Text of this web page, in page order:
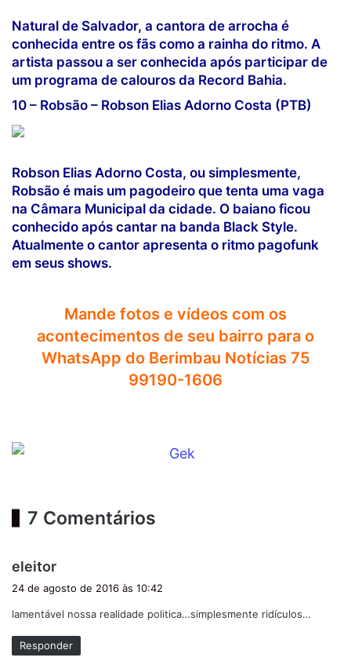
Natural de Salvador, a cantora de arrocha é
conhecida entre os fãs como a rainha do ritmo. A
artista passou a ser conhecida após participar de
um programa de calouros da Record Bahia.
10 – Robsão – Robson Elias Adorno Costa (PTB)
Robson Elias Adorno Costa, ou simplesmente,
Robsão é mais um pagodeiro que tenta uma vaga
na Câmara Municipal da cidade. O baiano ficou
conhecido após cantar na banda Black Style.
Atualmente o cantor apresenta o ritmo pagofunk
em seus shows.
Mande fotos e vídeos com os
acontecimentos de seu bairro para o
WhatsApp do Berimbau Notícias 75
99190-1606
7 Comentários
eleitor
s
e
:
24 de agosto de 2016 às 10:42
lamentável nossa realidade politica…simplesmente ridículos…
Responder